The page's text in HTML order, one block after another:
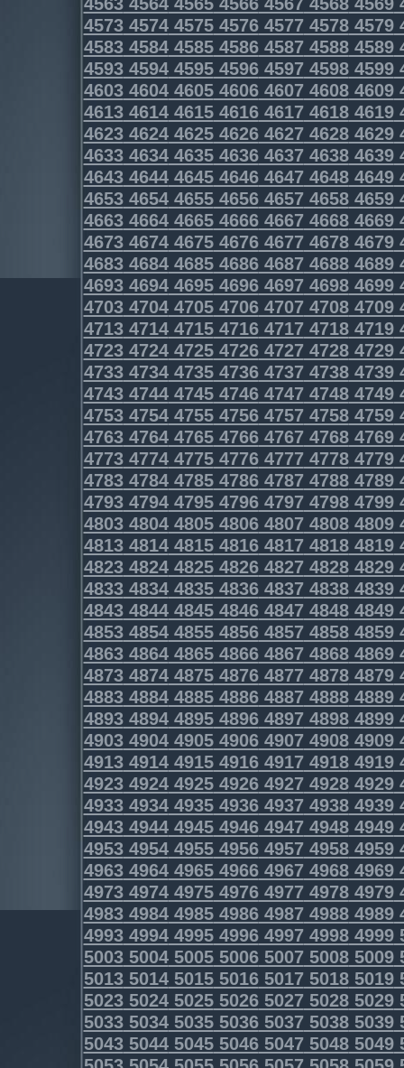
4573457445754576457745784579
4583458445854586458745884589
4593459445954596459745984599
4603460446054606460746084609
4613461446154616461746184619
4623462446254626462746284629
4633463446354636463746384639
4643464446454646464746484649
4653465446554656465746584659
4663466446654666466746684669
4673467446754676467746784679
4683468446854686468746884689
4693469446954696469746984699
4703470447054706470747084709
4713471447154716471747184719
4723472447254726472747284729
4733473447354736473747384739
4743474447454746474747484749
4753475447554756475747584759
4763476447654766476747684769
4773477447754776477747784779
4783478447854786478747884789
4793479447954796479747984799
4803480448054806480748084809
4813481448154816481748184819
4823482448254826482748284829
4833483448354836483748384839
4843484448454846484748484849
4853485448554856485748584859
4863486448654866486748684869
4873487448754876487748784879
4883488448854886488748884889
4893489448954896489748984899
4903490449054906490749084909
4913491449154916491749184919
4923492449254926492749284929
4933493449354936493749384939
4943494449454946494749484949
4953495449554956495749584959
4963496449654966496749684969
4973497449754976497749784979
4983498449854986498749884989
4993499449954996499749984999
5003500450055006500750085009
5013501450155016501750185019
5023502450255026502750285029
5033503450355036503750385039
5043504450455046504750485049